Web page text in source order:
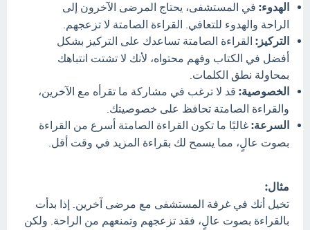
الهدوء: في المستشفى، يحتاج المرضى الآخرون إلى
الراحة والهدوء للتعافي. القراءة الصامتة لا تزعجهم.
التركيز: القراءة الصامتة تساعدك على التركيز بشكل
أفضل في الكتاب وفهم محتواه، لأنك لا تشتت انتباهك
بمحاولة نطق الكلمات.
الخصوصية: قد لا ترغب في مشاركة ما تقرأه مع الآخرين،
والقراءة الصامتة تحافظ على خصوصيتك.
السرعة: غالبًا ما تكون القراءة الصامتة أسرع من القراءة
بصوت عالٍ، مما يسمح لك بقراءة المزيد في وقت أقل.
مثال:
تخيل أنك في غرفة المستشفى مع مرضى آخرين. إذا بدأت
بالقراءة بصوت عالٍ، فقد تزعجهم وتمنعهم من الراحة. ولكن